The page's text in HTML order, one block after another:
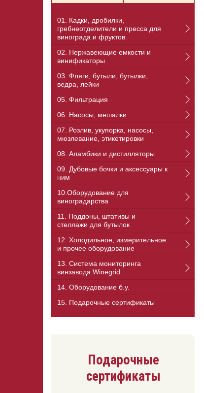
01. Кадки, дробилки,
гребнеотделители и пресса для
винограда и фруктов.
02. Нержавеющие емкости и
винификаторы
03. Фляги, бутыли, бутылки,
ведра, лейки
05. Фильтрация
06. Насосы, мешалки
07. Розлив, укупорка, насосы,
мюзлевание, этикетировки
08. Аламбики и дистилляторы
09. Дубовые бочки и аксессуары к
ним
10.Оборудование для
виноградарства
11. Поддоны, штативы и
стеллажи для бутылок
12. Холодильное, измерительное
и прочее оборудование
13. Cистема мониторинга
винзавода Winegrid
14. Оборудование б.у.
15. Подарочные сертификаты
Подарочные
сертификаты